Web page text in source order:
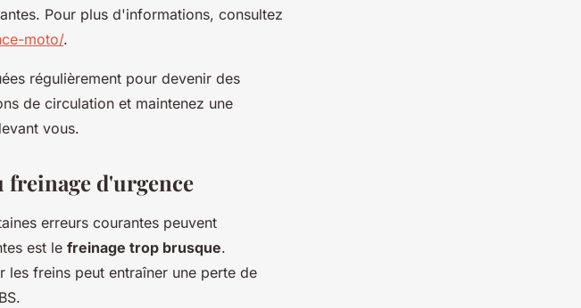
Pour plus d'informations, consultez
moto/.
régulièrement pour devenir des
de circulation et maintenez une
vous.
freinage d'urgence
erreurs courantes peuvent
est le freinage trop brusque.
les freins peut entraîner une perte de